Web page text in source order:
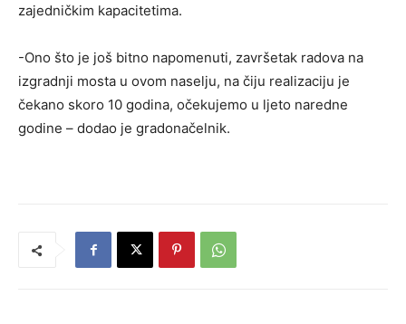
zajedničkim kapacitetima.
-Ono što je još bitno napomenuti, završetak radova na
izgradnji mosta u ovom naselju, na čiju realizaciju je
čekano skoro 10 godina, očekujemo u ljeto naredne
godine – dodao je gradonačelnik.